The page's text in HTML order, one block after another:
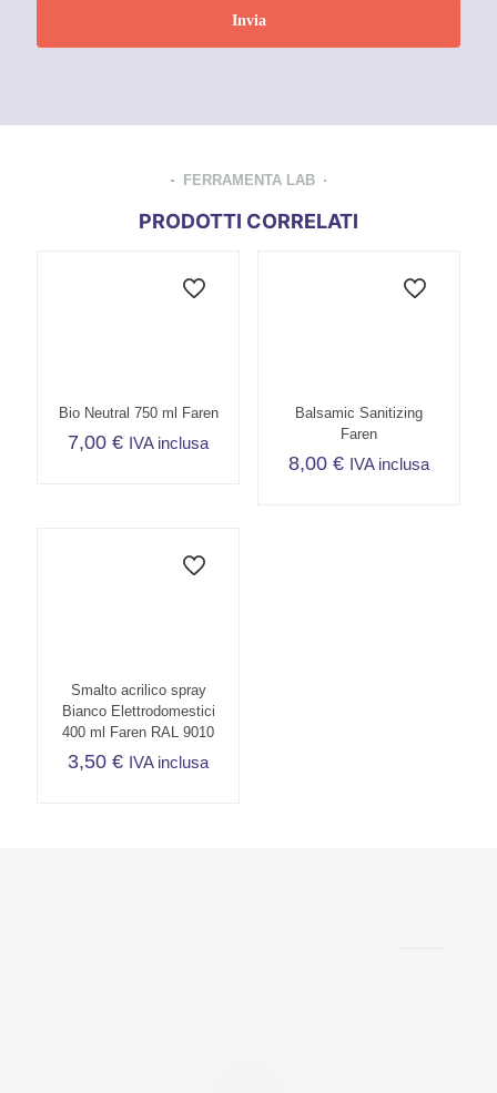
FERRAMENTA LAB
PRODOTTI CORRELATI
Bio Neutral 750 ml Faren
7,00€ IVA inclusa
Balsamic Sanitizing
Faren
8,00 € IVA inclusa
Smalto acrilico spray
Bianco Elettrodomestici
400 ml Faren RAL 9010
3,50€ IVA inclusa